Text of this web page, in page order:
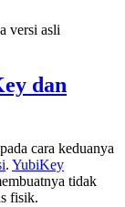
versi asli
dan
cara keduanya
. YubiKey
tidak
fisik.